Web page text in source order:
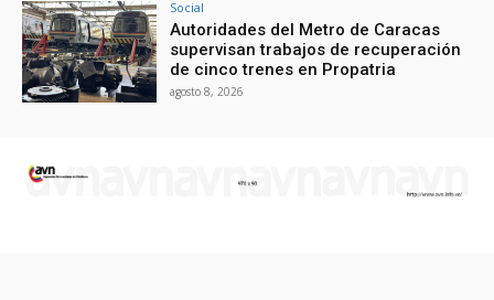
Social
Autoridades del Metro de Caracas
supervisan trabajos de recuperación
de cinco trenes en Propatria
agosto 8, 2026